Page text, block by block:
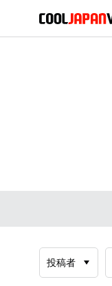
投稿者